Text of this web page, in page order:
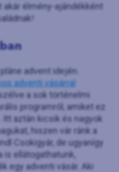
akár élmény-ajándékként
advent idején.
adventi vásárral
a sok történelmi
programról, amiket ez
aztán kicsik és nagyok
hiszen vár ránk a
Csokigyár, de ugyanígy
is ellátogathatunk,
egy adventi vásár. Aki